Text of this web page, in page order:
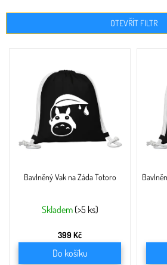
OTEVŘÍT FILTR
Bavlněný Vak na Záda Totoro
Skladem (>5 ks)
399 Kč
Do košíku